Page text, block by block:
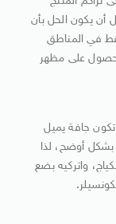
أن يكون الحل بأن
في المناطق
على مظهر
تكون جافة يميل
بشكل أوضح، لذا
واتركيه بضع